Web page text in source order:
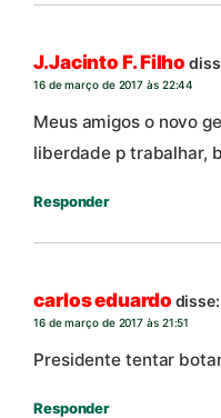
J.Jacinto F. Filho
16 de março de 2017 às 22:44
Meus amigos o novo
liberdade p trabalhar,
Responder
carlos eduardo disse:
16 de março de 2017 às 21:51
Presidente tentar
Responder